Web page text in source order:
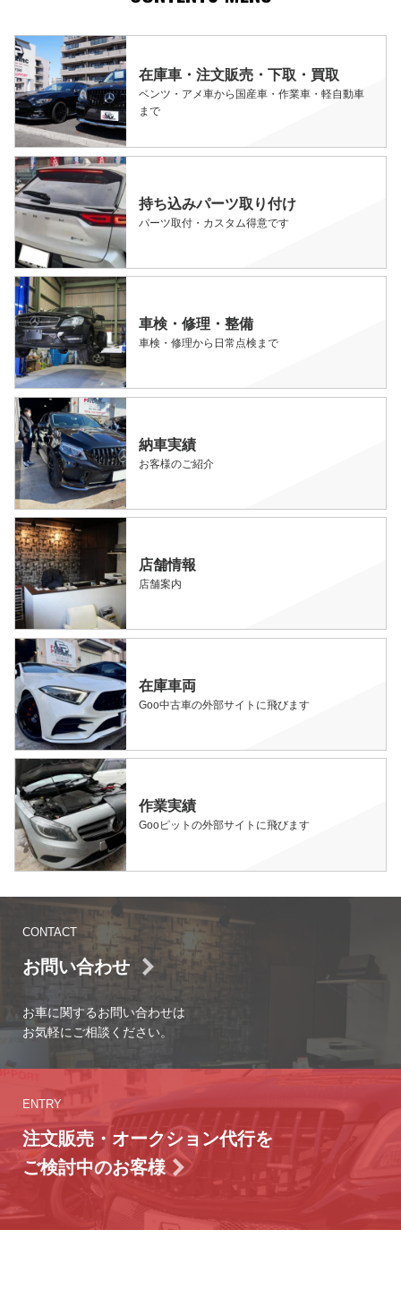
在庫車・注文販売・下取・買取
ベンツ・アメ車から国産車・作業車・軽自動車
まで
持ち込みパーツ取り付け
パーツ取付・カスタム得意です
車検・修理・整備
車検・修理から日常点検まで
納車実績
お客様のご紹介
店舗情報
店舗案内
在庫車両
Goo中古車の外部サイトに飛びます
作業実績
Gooピットの外部サイトに飛びます
CONTACT
お問い合わせ
お車に関するお問い合わせは
お気軽にご相談ください。
ENTRY
注文販売・オークション代行を
ご検討中のお客様